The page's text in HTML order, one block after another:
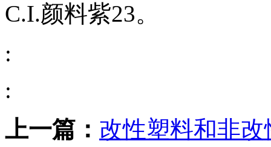
C.I.颜料紫23。
:
:
上一篇： 改性塑料和非